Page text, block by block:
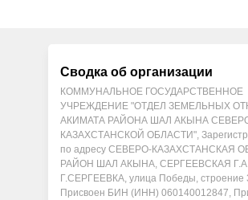
Сводка об организации
КОММУНАЛЬНОЕ ГОСУДАРСТВЕННОЕ
УЧРЕЖДЕНИЕ "ОТДЕЛ ЗЕМЕЛЬНЫХ
АКИМАТА РАЙОНА ШАЛ АКЫНА
КАЗАХСТАНСКОЙ ОБЛАСТИ", Зарегистрирован(а)
по адресу СЕВЕРО-КАЗАХСТАНСКАЯ
РАЙОН ШАЛ АКЫНА, СЕРГЕЕВСКАЯ Г.А.,
Г.СЕРГЕЕВКА, улица Победы, строение
Присвоен БИН (ИНН) 060140012847, Присвоен